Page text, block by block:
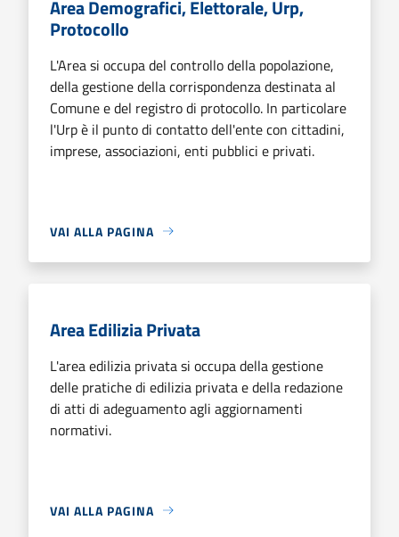
Area Demografici, Elettorale, Urp,
Protocollo
L'Area si occupa del controllo della popolazione,
della gestione della corrispondenza destinata al
Comune e del registro di protocollo. In particolare
l'Urp è il punto di contatto dell'ente con cittadini,
imprese, associazioni, enti pubblici e privati.
VAI ALLA PAGINA
Area Edilizia Privata
L'area edilizia privata si occupa della gestione
delle pratiche di edilizia privata e della redazione
di atti di adeguamento agli aggiornamenti
normativi.
VAI ALLA PAGINA